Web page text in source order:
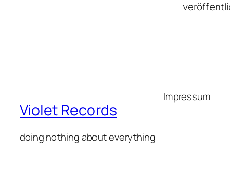
Violet Records
doing nothing about everything
Impressum